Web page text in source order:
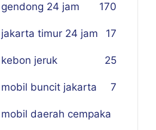
24 jam 170
timur 24 jam 17
jeruk 25
buncit jakarta 7
daerah cempaka